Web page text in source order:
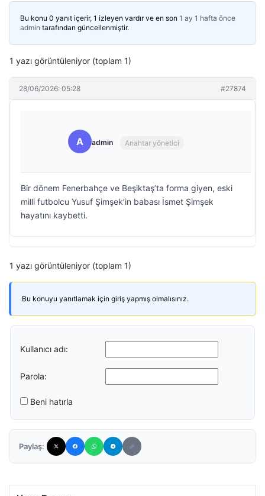
Bu konu 0 yanıt içerir, 1 izleyen vardır ve en son 1 ay 1 hafta önce
admin tarafından güncellenmiştir.
1 yazı görüntüleniyor (toplam 1)
28/06/2026: 05:28 #27874
A admin Anahtar yönetici
Bir dönem Fenerbahçe ve Beşiktaş’ta forma giyen, eski
milli futbolcu Yusuf Şimşek’in babası İsmet Şimşek
hayatını kaybetti.
1 yazı görüntüleniyor (toplam 1)
Bu konuyu yanıtlamak için giriş yapmış olmalısınız.
Kullanıcı adı:
Parola:
Beni hatırla
Paylaş: